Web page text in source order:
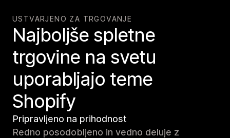
USTVARJENO ZA TRGOVANJE
Najboljše spletne
trgovine na svetu
uporabljajo teme
Shopify
Pripravljeno na prihodnost
Redno posodobljeno in vedno deluje z